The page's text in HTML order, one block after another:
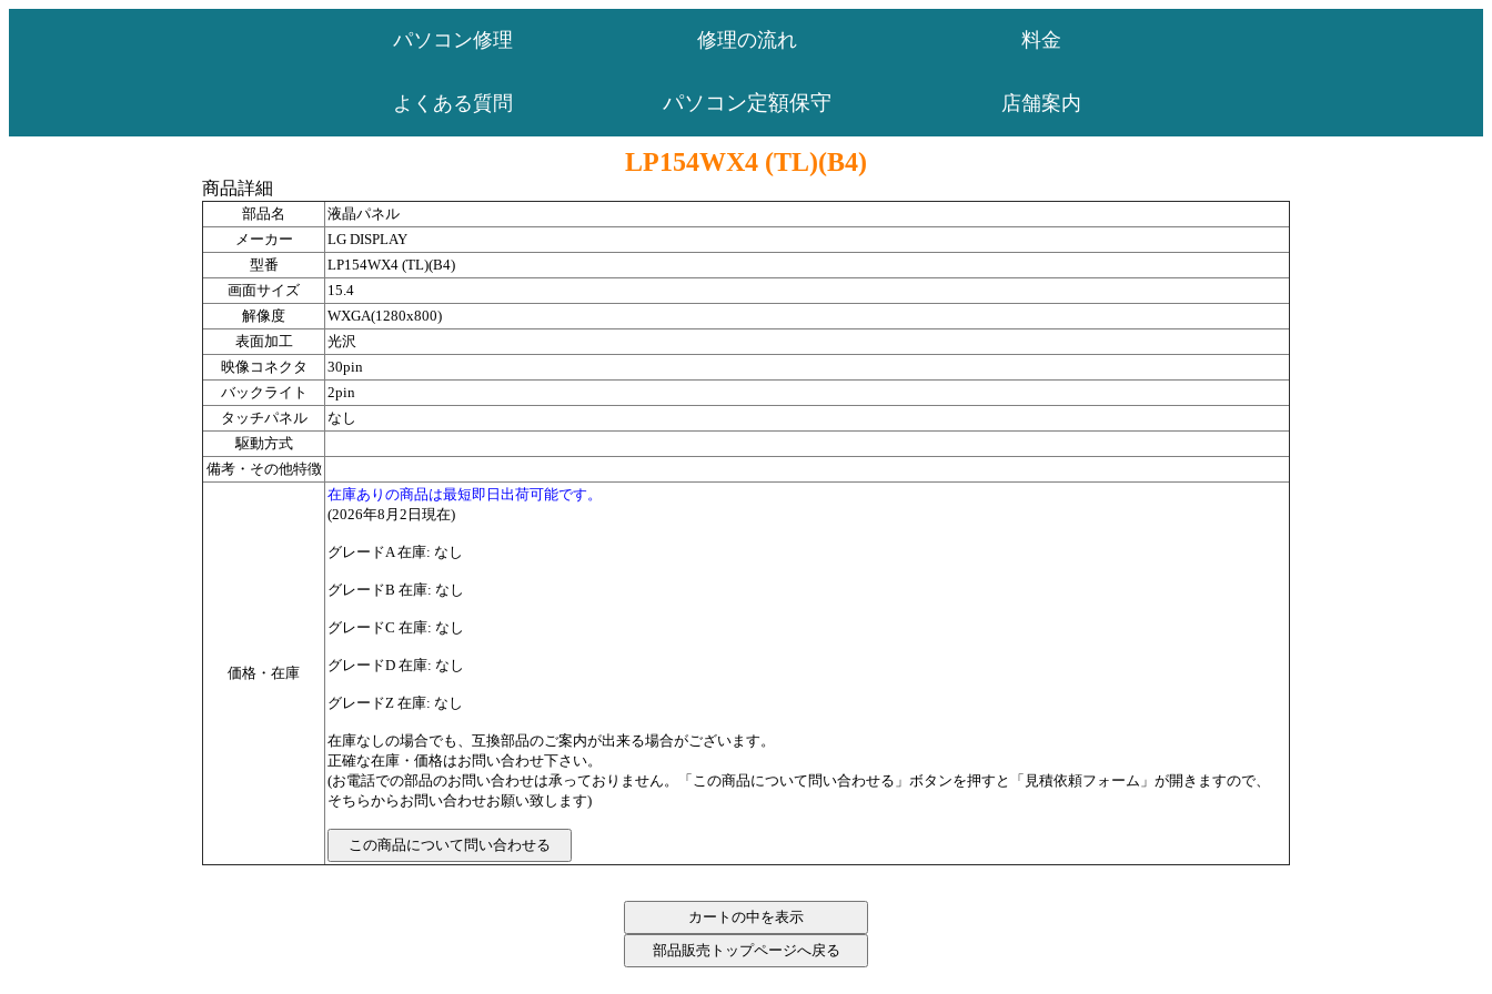
パソコン修理 修理の流れ 料金
よくある質問 パソコン定額保守 店舗案内
LP154WX4 (TL)(B4)
商品詳細
部品名
液晶パネル
メーカー
LG DISPLAY
型番
LP154WX4 (TL)(B4)
画面サイズ
15.4
解像度
WXGA(1280x800)
表面加工
光沢
映像コネクタ
30pin
バックライト
2pin
タッチパネル
なし
駆動方式
備考・その他特徴
価格・在庫
在庫ありの商品は最短即日出荷可能です。
(2026年8月2日現在)
グレードA 在庫: なし
グレードB 在庫: なし
グレードC 在庫: なし
グレードD 在庫: なし
グレードZ 在庫: なし
在庫なしの場合でも、互換部品のご案内が出来る場合がございます。
正確な在庫・価格はお問い合わせ下さい。
(お電話での部品のお問い合わせは承っておりません。「この商品について問い合わせる」ボタンを押すと「見積依頼フォーム」が開きますので、
そちらからお問い合わせお願い致します)